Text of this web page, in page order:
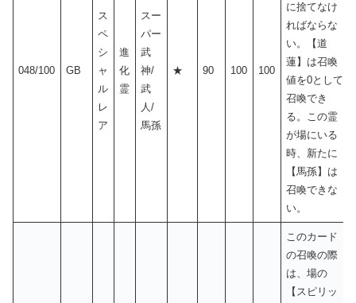
048/100 GB
ス
ペ
シ
ャ
ル
レ
ア
進
化
霊
スー
パー
武
神/
武
人/
馬孫
★ 90 100 100
に捨てなけ
ればならな
い。【道
蓮】は召喚
値を0として
召喚でき
る。この霊
が場にいる
時、新たに
【馬孫】は
召喚できな
い。
このカード
の召喚の際
は、場の
【スピリッ